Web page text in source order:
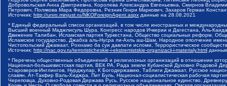
Добровольская Анна Дмитриевна, Королева Александра Евгеньевна, Смирнов
Петрович, Полякова Мара Федоровна, Резник Генри Маркович, Захаров Герман
Источник: http://unro.minjust.ru/NKOForeignAgent.aspx данные на 28.08.2021
* Единый федеральный список организаций, в том числе иностранных и
Высший военный Маджлисуль Шура, Конгресс народов Ичкерии и Дагестана, Аль-
Движение Талибан, Исламская партия Туркестана, Общество социальных реформ,
Исламское государство, Джабха аль-Нусра ли-Ахль аш-Шам, Народное ополчение
Чистопольский Джамаат, Рохнамо ба суи давлати исломи, Террористическое
Источник: http://nac.gov.ru/terroristicheskie-i-ekstremistskie-organizacii-i-materialy.html
* Перечень общественных объединений и религиозных организаций в отношении
Национал-большевистская партия, ВЕК РА, Рада земли Кубанской Духовно Родовой
Староверов-Инглингов, Нурджулар, К Богодержавию, Таблиги Джамаат, Русское
славян, Ат-Такфир Валь-Хиджра, Пит Буль, Национал-социалистическая рабочая
Череповца, Духовно-Родовая Держава Русь, Русское национальное единство,